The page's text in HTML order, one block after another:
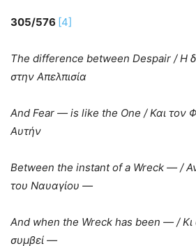
305/576 [4]
The difference between Despair /Η
στην Απελπισία
And Fear — is like the One /Και τον
Αυτήν
Between the instantofa Wreck — /
του Ναυαγίου —
And when the Wreck has been — /Κι
συμβεί —